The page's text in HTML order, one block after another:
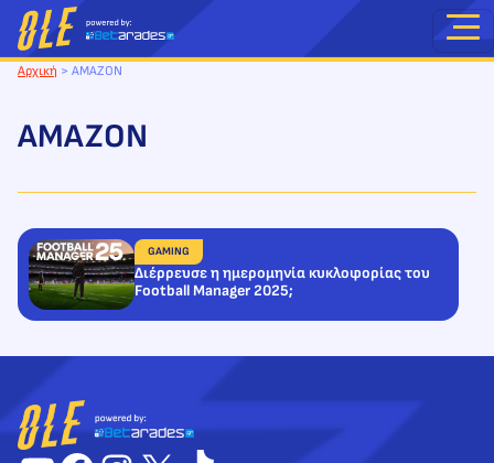
Μετάβαση
στο
περιεχόμενο
Αρχική > AMAZON
AMAZON
GAMING
Διέρρευσε η ημερομηνία κυκλοφορίας του
Football Manager 2025;